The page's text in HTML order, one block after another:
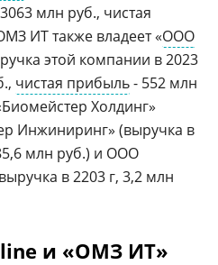
млн руб., чистая
ИТ также владеет «ООО
этой компании в 2023
чистая прибыль- 552 млн
Холдинг»
Инжиниринг» (выручка в
млн руб.) и ООО
в 2203 г, 3,2 млн
и «ОМЗ ИТ»